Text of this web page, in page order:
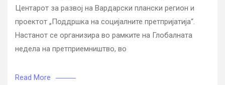
Центарот за развој на Вардарски плански регион и
проектот „Поддршка на социјалните претпријатија“.
Настанот се организира во рамките на Глобалната
недела на претприемништво, во
Read More